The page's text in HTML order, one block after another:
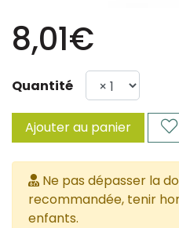
8,01€
Quantité
Ajouter au panier
Ne pas dépasser la
recommandée, tenir
enfants.